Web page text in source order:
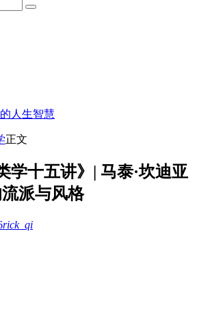
人生智慧
正文
学十五讲》| 马泰·坎迪亚
流派与风格
rick_qi